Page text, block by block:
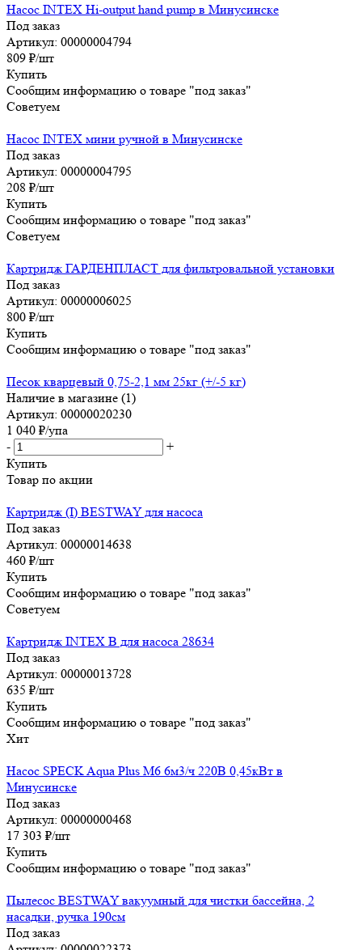
Насос INTEX Hi-output hand pump в Минусинске
Под заказ
Артикул: 00000004794
809 ₽/шт
Купить
Сообщим информацию о товаре "под заказ"
Советуем
Насос INTEX мини ручной в Минусинске
Под заказ
Артикул: 00000004795
208 ₽/шт
Купить
Сообщим информацию о товаре "под заказ"
Советуем
Картридж ГАРДЕНПЛАСТ для фильтровальной установки
Под заказ
Артикул: 00000006025
800 ₽/шт
Купить
Сообщим информацию о товаре "под заказ"
Песок кварцевый 0,75-2,1 мм 25кг (+/-5 кг)
Наличие в магазине (1)
Артикул: 00000020230
1 040 ₽/упа
-
+
Купить
Товар по акции
Картридж (I) BESTWAY для насоса
Под заказ
Артикул: 00000014638
460 ₽/шт
Купить
Сообщим информацию о товаре "под заказ"
Советуем
Картридж INTEX B для насоса 28634
Под заказ
Артикул: 00000013728
635 ₽/шт
Купить
Сообщим информацию о товаре "под заказ"
Хит
Насос SPECK Aqua Plus M6 6м3/ч 220В 0,45кВт в
Минусинске
Под заказ
Артикул: 00000000468
17 303 ₽/шт
Купить
Сообщим информацию о товаре "под заказ"
Пылесос BESTWAY вакуумный для чистки бассейна, 2
насадки, ручка 190см
Под заказ